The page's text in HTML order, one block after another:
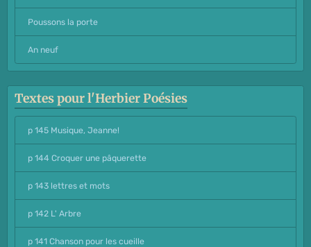
Poussons la porte
An neuf
Textes pour l'Herbier Poésies
p 145 Musique, Jeanne!
p 144 Croquer une pâquerette
p 143 lettres et mots
p 142 L' Arbre
p 141 Chanson pour les cueille